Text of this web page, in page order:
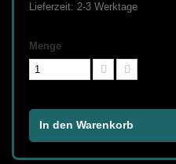
Lieferzeit: 2-3 Werktage
Menge
In den Warenkorb